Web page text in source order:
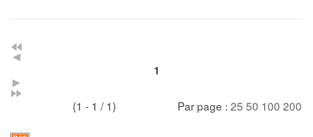
1
(1 - 1 / 1) Par page : 25 50 100 200